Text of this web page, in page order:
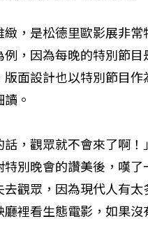
，是松德里歐影展非
例，因為每晚的特別節
面設計也以特別節目
。
話，觀眾就不會來了啊
別晚會的讚美後，嘆
去觀眾，因為現代人有
裡看生態電影，如果